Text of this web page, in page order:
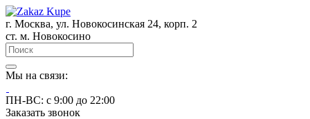
г. Москва, ул. Новокосинская 24, корп. 2
ст. м. Новокосино
Мы на связи:
ПН-ВС: с 9:00 до 22:00
Заказать звонок